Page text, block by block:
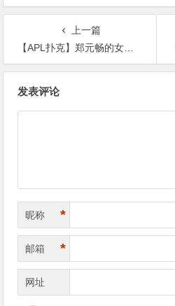
轮赛制让每一场都变成生死
上一篇
【APL扑克】郑元畅的女朋友资料， 39岁的他还不结婚是为什么？
发表评论
昵称 *
邮箱 *
网址